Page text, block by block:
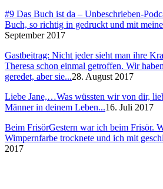
#9 Das Buch ist da – Unbeschrieben-
Buch, so richtig in gedruckt und mit
September 2017
Gastbeitrag: Nicht jeder sieht man ihre
Theresa schon einmal getroffen. Wir
geredet, aber sie...28. August 2017
Liebe Jane,…Was wüssten wir von dir,
Männer in deinem Leben...16. Juli 2017
Beim FrisörGestern war ich beim Frisör.
Wimpernfarbe trocknete und ich mit
2017